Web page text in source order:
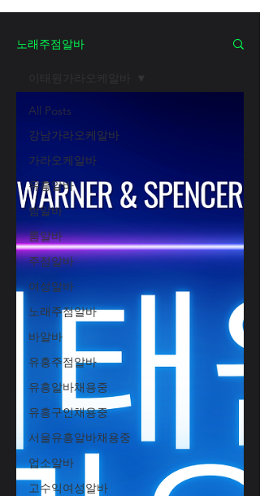
노래주점알바
All Posts
강남가라오케알바
가라오케알바
유흥알바
밤알바
룸알바
주점알바
여성알바
노래주점알바
바알바
유흥주점알바
유흥알바채용중
유흥구인채용중
서울유흥알바채용중
업소알바
고수익여성알바